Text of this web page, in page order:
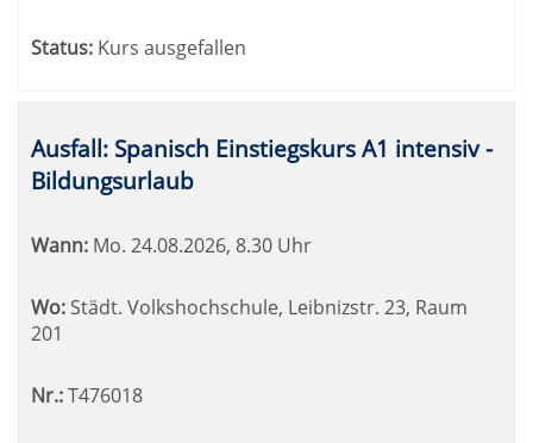
Status: Kurs ausgefallen
Ausfall: Spanisch Einstiegskurs A1 intensiv -
Bildungsurlaub
Wann: Mo. 24.08.2026, 8.30 Uhr
Wo: Städt. Volkshochschule, Leibnizstr. 23, Raum
201
Nr.:T476018